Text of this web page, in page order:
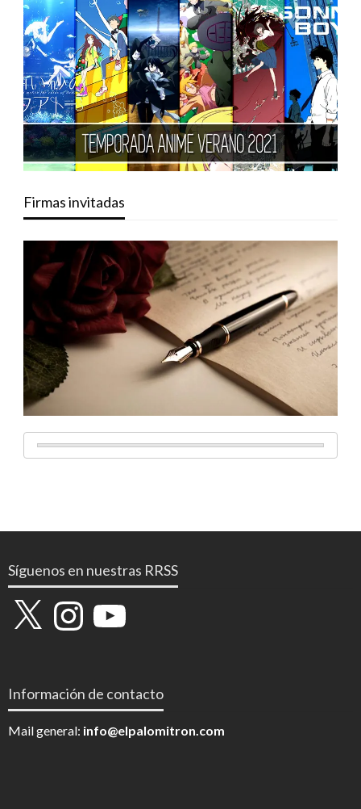
Firmas invitadas
Síguenos en nuestras RRSS
X InstagramYouTube
Información de contacto
Mail general: info@elpalomitron.com